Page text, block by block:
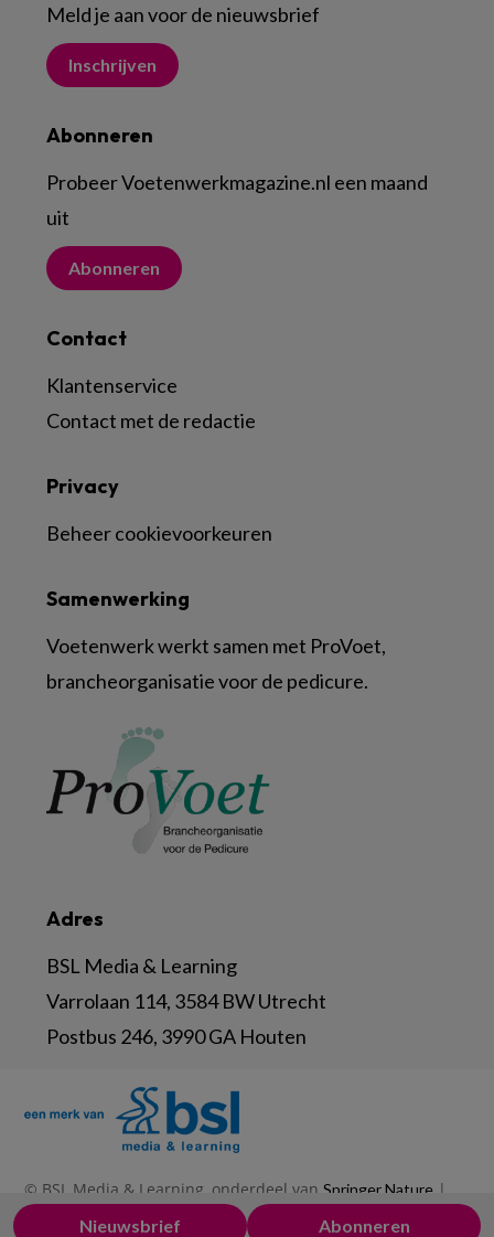
Meld je aan voor de nieuwsbrief
Inschrijven
Abonneren
Probeer Voetenwerkmagazine.nl een maand
uit
Abonneren
Contact
Klantenservice
Contact met de redactie
Adres
BSL Media & Learning
Varrolaan 114, 3584 BW Utrecht
Postbus 246, 3990 GA Houten
Samenwerking
Voetenwerk werkt samen met ProVoet,
brancheorganisatie voor de pedicure.
Privacy
Beheer cookievoorkeuren
© BSL Media & Learning, onderdeel van Springer Nature |
Privacy Statement | Disclaimer|Voorwaarden
Nieuwsbrief Abonneren